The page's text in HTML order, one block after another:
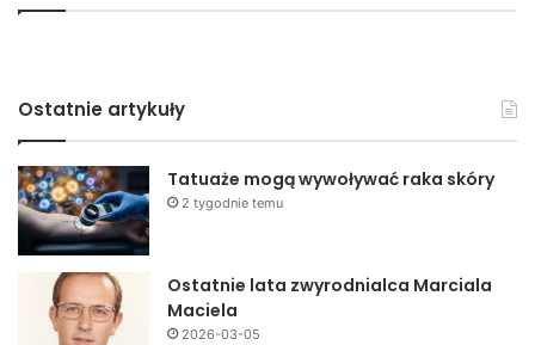
Ostatnie artykuły
Tatuaże mogą wywoływać raka skóry
2 tygodnie temu
Ostatnie lata zwyrodnialca Marciala
Maciela
2026-03-05